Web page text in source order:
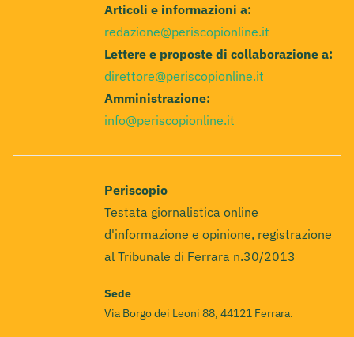
Articoli e informazioni a:
redazione@periscopionline.it
Lettere e proposte di collaborazione a:
direttore@periscopionline.it
Amministrazione:
info@periscopionline.it
Periscopio
Testata giornalistica online
d'informazione e opinione, registrazione
al Tribunale di Ferrara n.30/2013
Sede
Via Borgo dei Leoni 88, 44121 Ferrara.